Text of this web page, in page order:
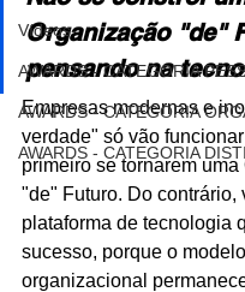
Vídeos
AWARDS - CATEGORIA
AWARDS - CATEGORIA
AWARDS - CATEGORIA
Organização "de"
pensando na
Empresas modernas e
verdade" só vão
primeiro se tornarem
"de" Futuro. Do contrário,
plataforma de tecnologia
sucesso, porque o modelo
organizacional